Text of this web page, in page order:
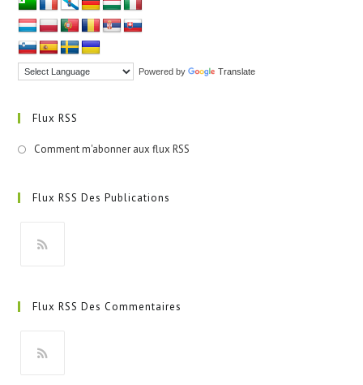
Powered by Translate
Flux RSS
Comment m'abonner aux flux RSS
Flux RSS Des Publications
un
onglet
Flux RSS Des Commentaires